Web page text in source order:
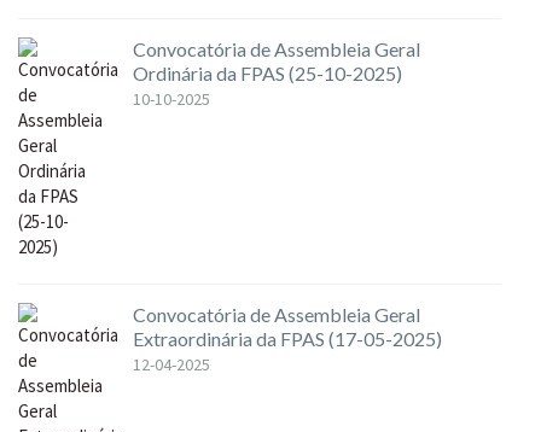
Convocatória de Assembleia Geral
Ordinária da FPAS (25-10-2025)
10-10-2025
Convocatória de Assembleia Geral
Extraordinária da FPAS (17-05-2025)
12-04-2025